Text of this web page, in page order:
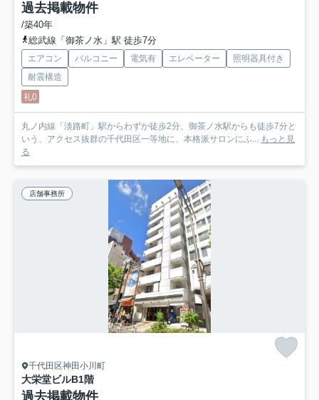
過去掲載物件
/築40年
総武線「御茶ノ水」駅 徒歩7分
エアコン バルコニー 電気有 エレベーター
照明器具付き
耐震構造
礼0
丸ノ内線「淡路町」駅からわずか徒歩2分、御茶ノ水駅からも徒歩7分と
いう、アクセス抜群の千代田区一等地に、本格派サロンにふ... もっと見
る
店舗事務所
千代田区神田小川町
大栄堂ビルB1階
過去掲載物件